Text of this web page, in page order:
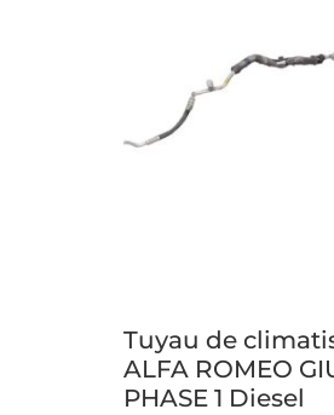
Tuyau de
ALFA ROMEO
PHASE 1 Diesel